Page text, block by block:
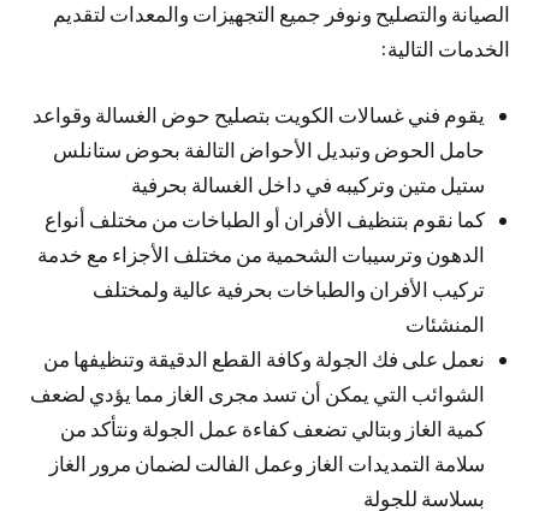
الصيانة والتصليح ونوفر جميع التجهيزات والمعدات لتقديم
الخدمات التالية:
يقوم فني غسالات الكويت بتصليح حوض الغسالة وقواعد
حامل الحوض وتبديل الأحواض التالفة بحوض ستانلس
ستيل متين وتركيبه في داخل الغسالة بحرفية
كما نقوم بتنظيف الأفران أو الطباخات من مختلف أنواع
الدهون وترسيبات الشحمية من مختلف الأجزاء مع خدمة
تركيب الأفران والطباخات بحرفية عالية ولمختلف
المنشئات
نعمل على فك الجولة وكافة القطع الدقيقة وتنظيفها من
الشوائب التي يمكن أن تسد مجرى الغاز مما يؤدي لضعف
كمية الغاز وبتالي تضعف كفاءة عمل الجولة ونتأكد من
سلامة التمديدات الغاز وعمل الفالت لضمان مرور الغاز
بسلاسة للجولة